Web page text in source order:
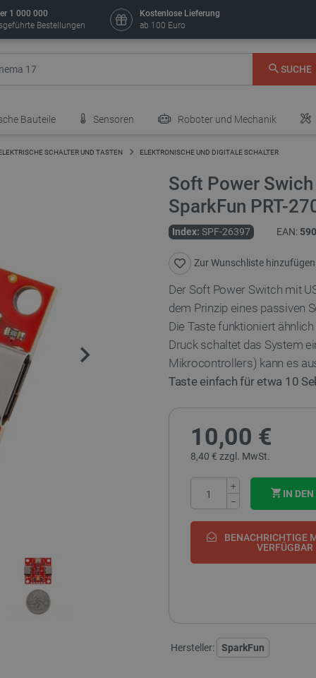
1 000 000
Bestellungen
Kostenlose Lieferung
ab 100 Euro
SUCHE
Bauteile Sensoren Roboter und Mechanik
SCHALTER UND TASTEN ELEKTRONISCHE UND DIGITALE SCHALTER
Soft Power
SparkFun PRT-
Index: SPF-26397 EAN:
Zur Wunschliste hinzufügen
Der Soft Power Switch mit
dem Prinzip eines passiven
Die Taste funktioniert
Druck schaltet das System
Mikrocontrollers) kann es
Taste einfach für etwa 10
10,00 €
8,40 € zzgl. MwSt.
+
−
IN
BENACHRICHTIGE
VERFÜGBAR
Hersteller: SparkFun